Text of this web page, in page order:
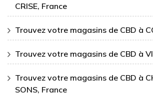
CRISE, France
Trouvez votre magasins de CBD à
Trouvez votre magasins de CBD à
Trouvez votre magasins de CBD à
SONS, France